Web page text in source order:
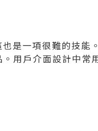
是一項很難的技能
用戶介面設計中常